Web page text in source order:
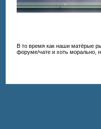
В то время как наши матёрые
форуме/чате и хоть морально,